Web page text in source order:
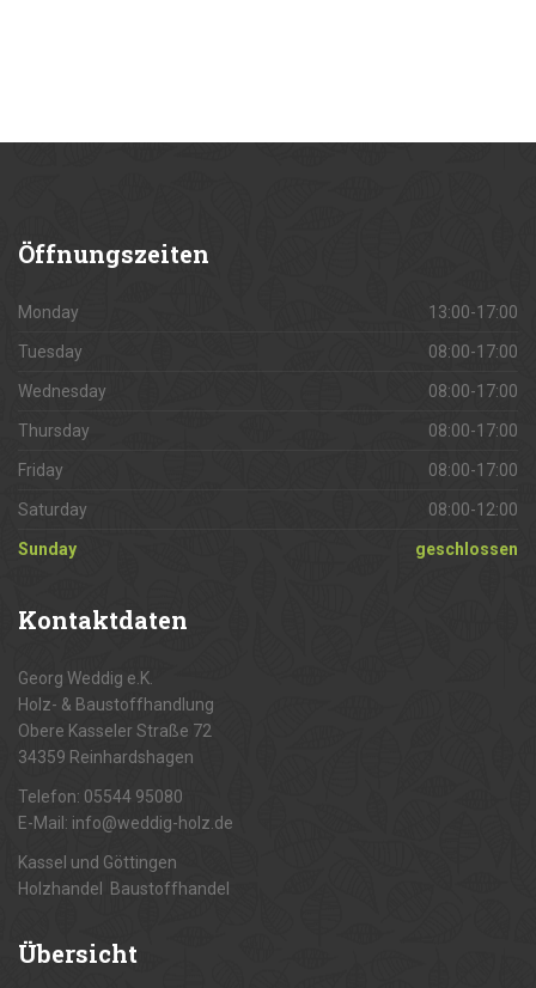
Öffnungszeiten
Monday 13:00-17:00
Tuesday 08:00-17:00
Wednesday 08:00-17:00
Thursday 08:00-17:00
Friday 08:00-17:00
Saturday 08:00-12:00
Sunday geschlossen
Kontaktdaten
Georg Weddig e.K.
Holz- & Baustoffhandlung
Obere Kasseler Straße 72
34359 Reinhardshagen
Telefon: 05544 95080
E-Mail: info@weddig-holz.de
Kassel und Göttingen
Holzhandel Baustoffhandel
Übersicht